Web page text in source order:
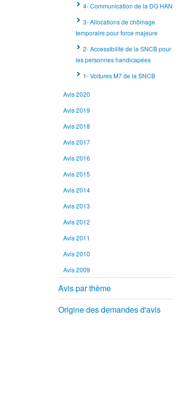
4- Communication de la DG HAN
3- Allocations de chômage
temporaire pour force majeure
2- Accessibilité de la SNCB pour
les personnes handicapées
1- Voitures M7 de la SNCB
Avis 2020
Avis 2019
Avis 2018
Avis 2017
Avis 2016
Avis 2015
Avis 2014
Avis 2013
Avis 2012
Avis 2011
Avis 2010
Avis 2009
Avis par thème
Origine des demandes d'avis